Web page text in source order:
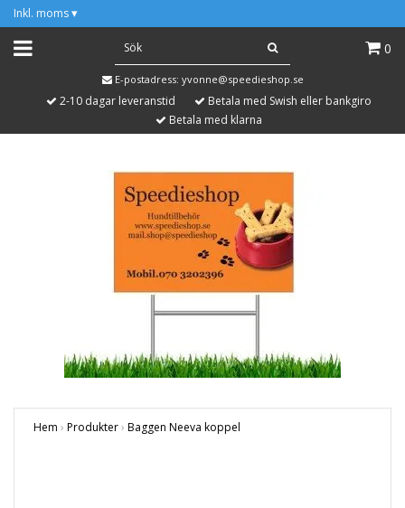
Inkl. moms ▾
0
E-postadress: yvonne@speedieshop.se
2-10 dagar leveranstid
Betala med Swish eller bankgiro
Betala med klarna
Hem › Produkter› Baggen Neeva koppel